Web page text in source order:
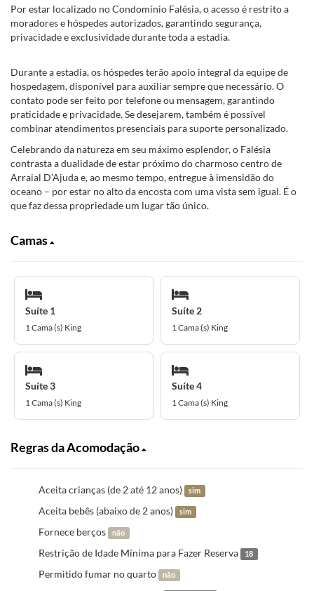
Por estar localizado no Condomínio Falésia, o acesso é restrito a
moradores e hóspedes autorizados, garantindo segurança,
privacidade e exclusividade durante toda a estadia.
Durante a estadia, os hóspedes terão apoio integral da equipe de
hospedagem, disponível para auxiliar sempre que necessário. O
contato pode ser feito por telefone ou mensagem, garantindo
praticidade e privacidade. Se desejarem, também é possível
combinar atendimentos presenciais para suporte personalizado.
Celebrando da natureza em seu máximo esplendor, o Falésia
contrasta a dualidade de estar próximo do charmoso centro de
Arraial D’Ajuda e, ao mesmo tempo, entregue à imensidão do
oceano – por estar no alto da encosta com uma vista sem igual. É o
que faz dessa propriedade um lugar tão único.
Camas
Suíte 1
1 Cama (s) King
Suíte 2
1 Cama (s) King
Suíte 3
1 Cama (s) King
Suíte 4
1 Cama (s) King
Regras da Acomodação
Aceita crianças (de 2 até 12 anos) sim
Aceita bebês (abaixo de 2 anos) sim
Fornece berços não
Restrição de Idade Mínima para Fazer Reserva 18
Permitido fumar no quarto não